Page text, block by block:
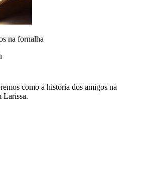
na fornalha
como a história dos amigos na
Larissa.